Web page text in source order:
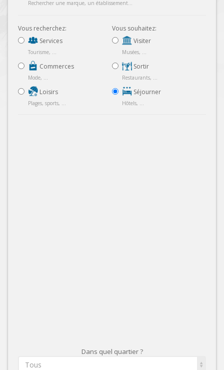
Rechercher une marque, un établissement...
Vous recherchez:
Services
Tourisme, ...
Commerces
Mode, ...
Loisirs
Plages, sports, ...
Vous souhaitez:
Visiter
Musées, ...
Sortir
Restaurants, ...
Séjourner
Hôtels, ...
Dans quel quartier ?
Tous